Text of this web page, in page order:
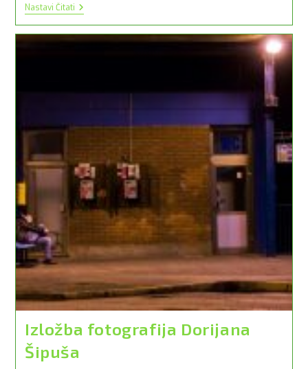
Nastavi ČitatiZabava
Pod
Maskama
Na
Izložba fotografija Dorijana
Šipuša